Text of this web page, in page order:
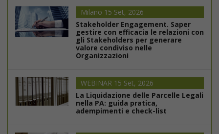
Milano 15 Set, 2026
Stakeholder Engagement. Saper
gestire con efficacia le relazioni con
gli Stakeholders per generare
valore condiviso nelle
Organizzazioni
WEBINAR 15 Set, 2026
La Liquidazione delle Parcelle Legali
nella PA: guida pratica,
adempimenti e check-list